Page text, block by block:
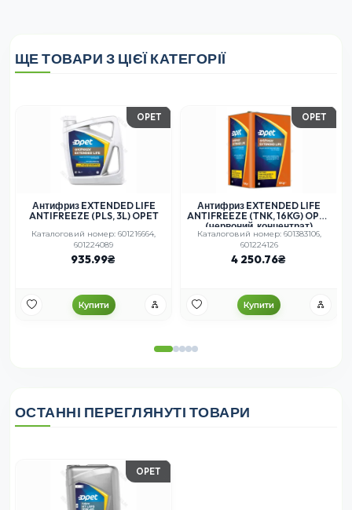
ЩЕ ТОВАРИ З ЦІЄЇ КАТЕГОРІЇ
OPET
Антифриз EXTENDED LIFE
ANTIFREEZE (PLS, 3L) OPET
Каталоговий номер: 601216664,
601224089
935.99
Купити
OPET
Антифриз EXTENDED LIFE
ANTIFREEZE (TNK, 16KG) OPET
(червоний, концентрат)
Каталоговий номер: 601383106,
601224126
4 250.76
Купити
ОСТАННІ ПЕРЕГЛЯНУТІ ТОВАРИ
OPET